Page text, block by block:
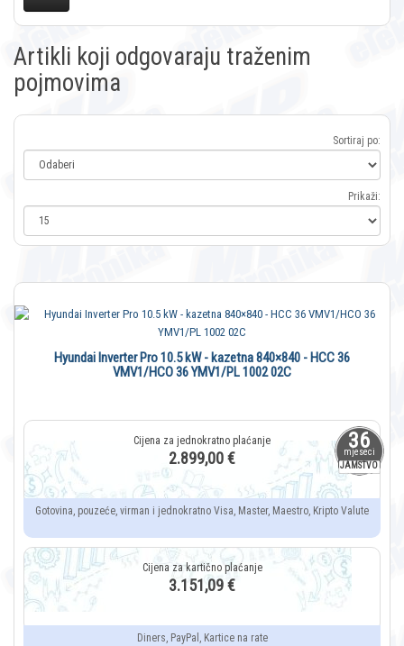
Artikli koji odgovaraju traženim
pojmovima
Sortiraj po:
Prikaži:
36
mjeseci
JAMSTVO
Hyundai Inverter Pro 10.5 kW - kazetna 840×840 - HCC 36
VMV1/HCO 36 YMV1/PL 1002 02C
2.899,00 €
Gotovina, pouzeće, virman i jednokratno Visa, Master, Maestro, Kripto Valute
3.151,09 €
Diners, PayPal, Kartice na rate